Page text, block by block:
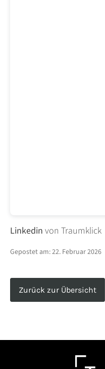
Linkedin von Traumklick
Gepostet am:22. Februar 2026
Zurück zur Übersicht